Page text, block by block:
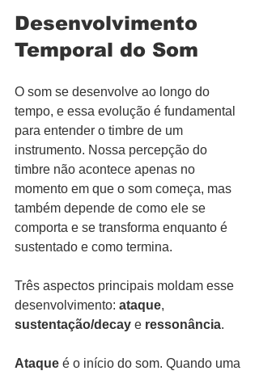
Desenvolvimento
Temporal do Som
O som se desenvolve ao longo do
tempo, e essa evolução é fundamental
para entender o timbre de um
instrumento. Nossa percepção do
timbre não acontece apenas no
momento em que o som começa, mas
também depende de como ele se
comporta e se transforma enquanto é
sustentado e como termina.
Três aspectos principais moldam esse
desenvolvimento: ataque,
sustentação/decay e ressonância.
Ataque é o início do som. Quando uma